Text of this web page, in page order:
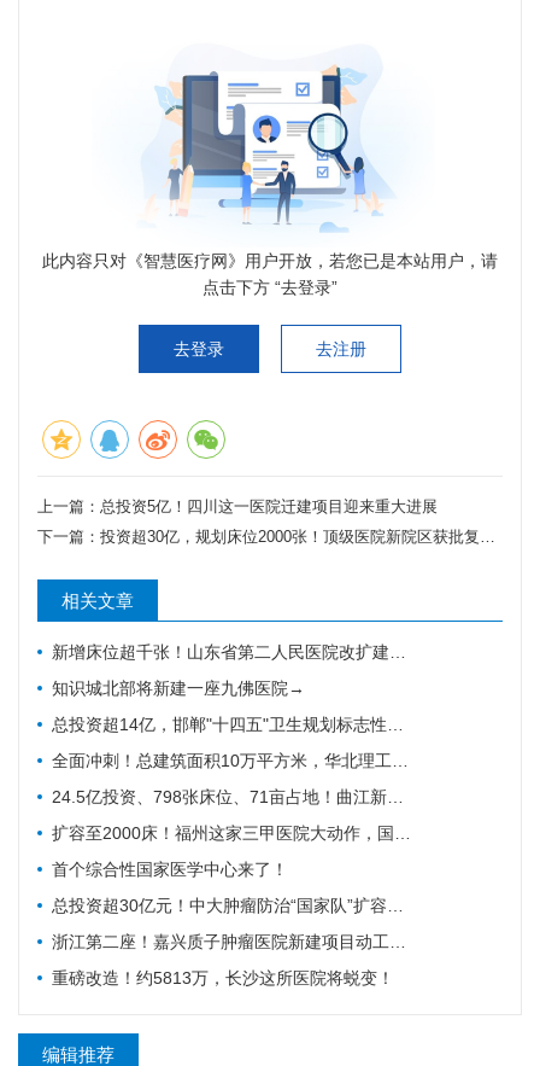
此内容只对《智慧医疗网》用户开放，若您已是本站用户，请
点击下方 “去登录”
去登录 去注册
上一篇： 总投资5亿！四川这一医院迁建项目迎来重大进展
下一篇： 投资超30亿，规划床位2000张！顶级医院新院区获批复，长三角高质量医疗再落关键一子
相关文章
新增床位超千张！山东省第二人民医院改扩建项目全力推进，地上主体施工倒计时
知识城北部将新建一座九佛医院→
总投资超14亿，邯郸"十四五"卫生规划标志性工程迎施工方落地
全面冲刺！总建筑面积10万平方米，华北理工大学附属医院花海院区一期工程加速成型
24.5亿投资、798张床位、71亩占地！曲江新区医院的"最后一公里"冲刺
扩容至2000床！福州这家三甲医院大动作，国家级防治基地预计2028年建成
首个综合性国家医学中心来了！
总投资超30亿元！中大肿瘤防治“国家队”扩容，绘就健康天河新蓝图
浙江第二座！嘉兴质子肿瘤医院新建项目动工，10亿投资守护健康嘉兴
重磅改造！约5813万，长沙这所医院将蜕变！
编辑推荐